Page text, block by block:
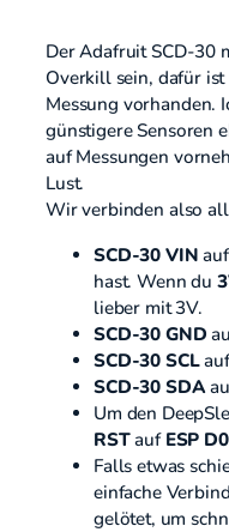
Der Adafruit SCD-30
Overkill sein, dafür
Messung vorhanden.
günstigere Sensoren
auf Messungen
Lust.
Wir verbinden also
SCD-30 VIN auf
hast. Wenn du
lieber mit 3V.
SCD-30 GND
SCD-30 SCL
SCD-30 SDA
Um den
RSTauf ESP D0
Falls etwas
einfache
gelötet, um